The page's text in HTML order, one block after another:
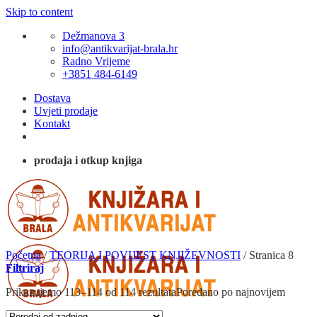
Skip to content
Dežmanova 3
info@antikvarijat-brala.hr
Radno Vrijeme
+3851 484-6149
Dostava
Uvjeti prodaje
Kontakt
prodaja i otkup knjiga
Početna / TEORIJA I POVIJEST KNJIŽEVNOSTI /Stranica 8
Filtriraj
Prikazujemo 113–114 od 114 rezultataPoredano po najnovijem